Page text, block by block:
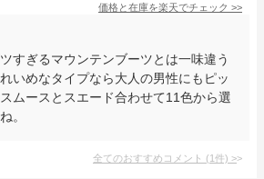
価格と在庫を楽天でチェック >>
すぎるマウンテンブーツとは一味違う
いめなタイプなら大人の男性にもピッ
ムースとスエード合わせて11色から選
。
全てのおすすめコメント (1件) >